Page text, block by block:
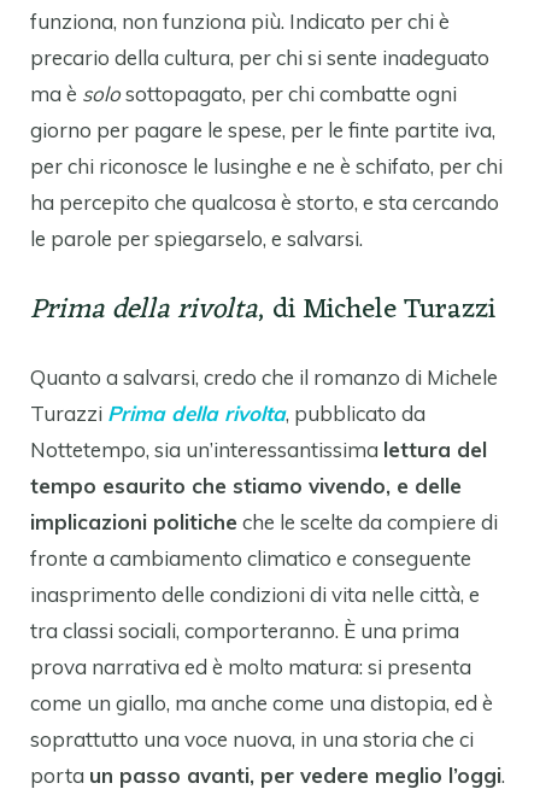
funziona, non funziona più. Indicato per chi è
precario della cultura, per chi si sente inadeguato
ma è solosottopagato, per chi combatte ogni
giorno per pagare le spese, per le finte partite iva,
per chi riconosce le lusinghe e ne è schifato, per chi
ha percepito che qualcosa è storto, e sta cercando
le parole per spiegarselo, e salvarsi.
Prima della rivolta, di Michele Turazzi
Quanto a salvarsi, credo che il romanzo di Michele
Turazzi Prima della rivolta, pubblicato da
Nottetempo, sia un’interessantissima lettura del
tempo esaurito che stiamo vivendo, e delle
implicazioni politiche che le scelte da compiere di
fronte a cambiamento climatico e conseguente
inasprimento delle condizioni di vita nelle città, e
tra classi sociali, comporteranno. È una prima
prova narrativa ed è molto matura: si presenta
come un giallo, ma anche come una distopia, ed è
soprattutto una voce nuova, in una storia che ci
porta un passo avanti, per vedere meglio l’oggi.